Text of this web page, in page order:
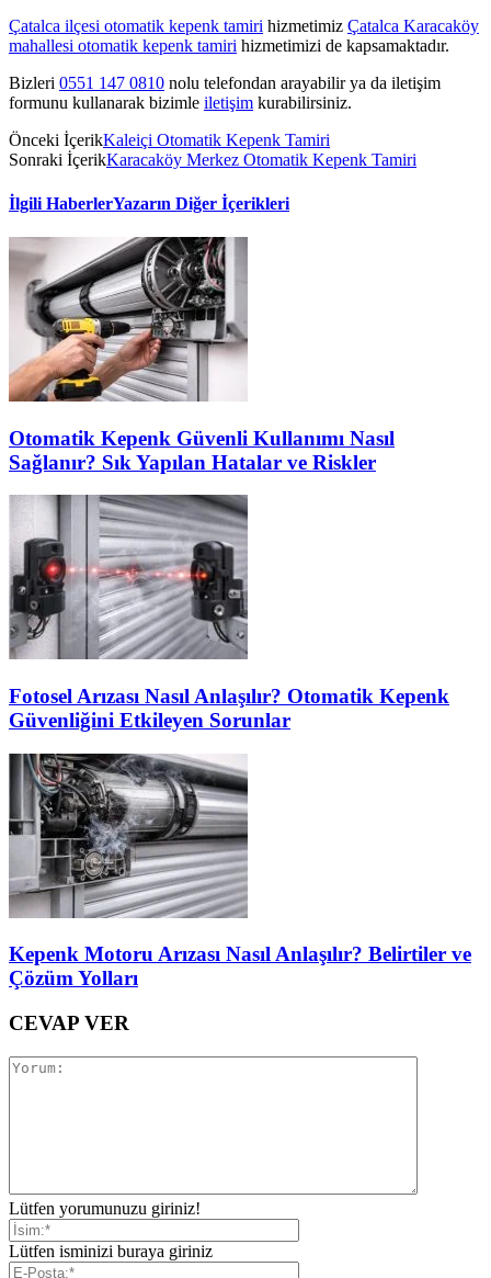
Çatalca ilçesi otomatik kepenk tamiri hizmetimiz Çatalca Karacaköy
mahallesi otomatik kepenk tamiri hizmetimizi de kapsamaktadır.
Bizleri 0551 147 0810 nolu telefondan arayabilir ya da iletişim
formunu kullanarak bizimle iletişim kurabilirsiniz.
Önceki İçerikKaleiçi Otomatik Kepenk Tamiri
Sonraki İçerikKaracaköy Merkez Otomatik Kepenk Tamiri
İlgili HaberlerYazarın Diğer İçerikleri
Otomatik Kepenk Güvenli Kullanımı Nasıl
Sağlanır? Sık Yapılan Hatalar ve Riskler
Fotosel Arızası Nasıl Anlaşılır? Otomatik Kepenk
Güvenliğini Etkileyen Sorunlar
Kepenk Motoru Arızası Nasıl Anlaşılır? Belirtiler ve
Çözüm Yolları
CEVAP VER
Lütfen yorumunuzu giriniz!
Lütfen isminizi buraya giriniz